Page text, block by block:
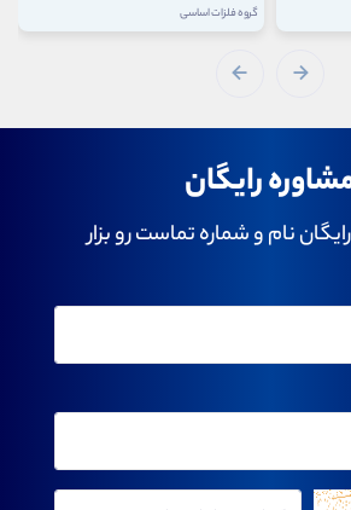
گروه فلزات اساسی
رایگان
نام و شماره تماست رو بزار